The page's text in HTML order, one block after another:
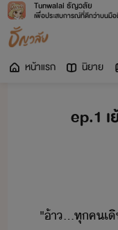
Tunwalai ธัญวลัย
เพื่อประสบการณ์ที่ดีกว่าบนมื
หน้าแรก นิยาย
ep.1
"​้า​...​ทุค​เ